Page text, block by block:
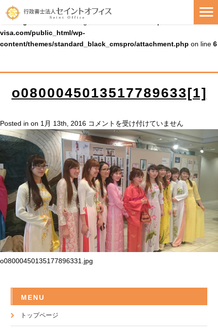
Warning : Uninitialized string offset 0 in
visa.com/public_html/wp-
content/themes/standard_black_cmspro/attachment.php on line 6
o0800045013517789633[1]
Posted in on 1月 13th, 2016 o0800045013517789633[1]
は
コメントを受け付けていません
o08000450135177896331.jpg
MENU
トップページ